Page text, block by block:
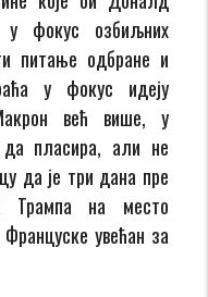
фокус озбиљних
питање одбране и
у фокус идеју
већ више, у
да пласира, али не
да је три дана пре
Трампа на место
увећан за